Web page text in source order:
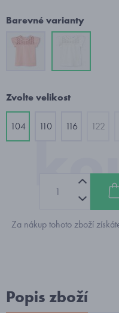
Barevné varianty
Zvolte velikost
104 110 116 122
Za nákup tohoto zboží
Popis zboží